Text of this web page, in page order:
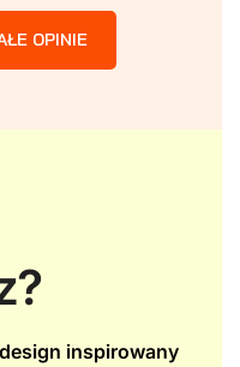
OPINIE
inspirowany